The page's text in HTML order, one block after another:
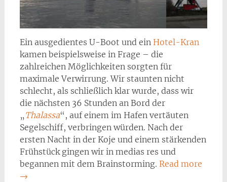
Ein ausgedientes U-Boot und ein Hotel-Kran
kamen beispielsweise in Frage – die
zahlreichen Möglichkeiten sorgten für
maximale Verwirrung. Wir staunten nicht
schlecht, als schließlich klar wurde, dass wir
die nächsten 36 Stunden an Bord der
„ Thalassa“, auf einem im Hafen vertäuten
Segelschiff, verbringen würden. Nach der
ersten Nacht in der Koje und einem stärkenden
Frühstück gingen wir in medias res und
begannen mit dem Brainstorming. Read more
→